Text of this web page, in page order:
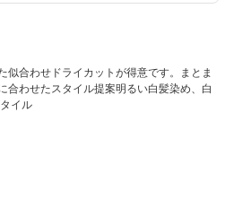
似合わせドライカットが得意です。まとま
合わせたスタイル提案明るい白髪染め、白
イル